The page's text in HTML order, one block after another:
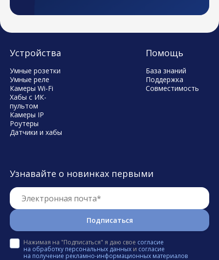
Узнавайте о новинках первыми
Электронная почта*
Подписаться
Нажимая на "Подписаться" я даю свое согласие
на обработку персональных данных и согласие
на получение рекламно-информационных материалов
Устройства
Умные розетки
Умные реле
Камеры Wi-Fi
Хабы с ИК-
пультом
Камеры IP
Роутеры
Датчики и хабы
Помощь
База знаний
Поддержка
Совместимость